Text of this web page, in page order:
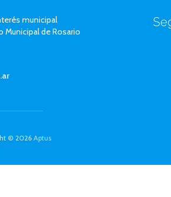
municipal
Municipal de Rosario
© 2026 Aptus